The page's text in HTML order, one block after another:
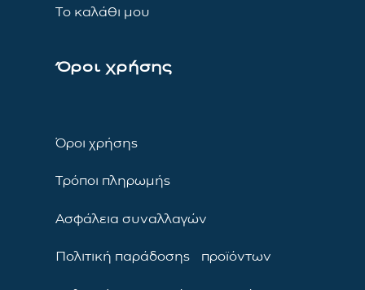
Το καλάθι μου
Όροι χρήσης
Όροι χρήσης
Τρόποι πληρωμής
Ασφάλεια συναλλαγών
Πολιτική παράδοσης προϊόντων